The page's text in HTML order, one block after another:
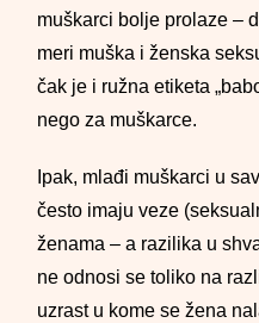
muškarci bolje prolaze –
meri muška i ženska
čak je i ružna etiketa
nego za muškarce.
Ipak, mlađi muškarci u
često imaju veze
ženama – a razilika u
ne odnosi se toliko na
uzrast u kome se žena